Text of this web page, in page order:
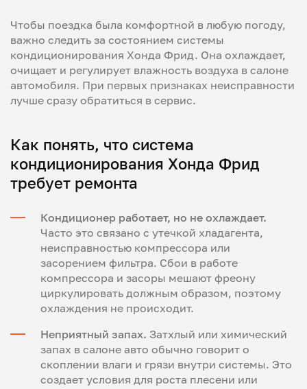
Чтобы поездка была комфортной в любую погоду,
важно следить за состоянием системы
кондиционирования Хонда Фрид. Она охлаждает,
очищает и регулирует влажность воздуха в салоне
автомобиля. При первых признаках неисправности
лучше сразу обратиться в сервис.
Как понять, что система
кондиционирования Хонда Фрид
требует ремонта
Кондиционер работает, но не охлаждает.
Часто это связано с утечкой хладагента,
неисправностью компрессора или
засорением фильтра. Сбои в работе
компрессора и засоры мешают фреону
циркулировать должным образом, поэтому
охлаждения не происходит.
Неприятный запах. Затхлый или химический
запах в салоне авто обычно говорит о
скоплении влаги и грязи внутри системы. Это
создает условия для роста плесени или